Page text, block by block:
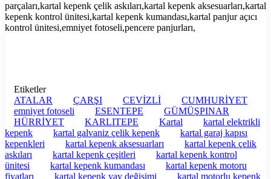
parçaları,kartal kepenk çelik askıları,kartal kepenk aksesuarları,kartal
kepenk kontrol ünitesi,kartal kepenk kumandası,kartal panjur açıcı
kontrol ünitesi,emniyet fotoseli,pencere panjurları,
Etiketler
ATALAR
ÇARŞI CEVİZLİ
CUMHURİYET
emniyet fotoseli
ESENTEPE
GÜMÜŞPINAR
HÜRRİYET
KARLITEPE Kartal
kartal elektrikli
kepenk
kartal galvaniz çelik kepenk
kartal garaj kapısı
kepenkleri
kartal kepenk aksesuarları
kartal kepenk çelik
askıları
kartal kepenk çeşitleri
kartal kepenk kontrol
ünitesi
kartal kepenk kumandası
kartal kepenk motoru
fiyatları
kartal kepenk yay değişimi
kartal motorlu kepenk